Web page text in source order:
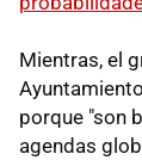
Mientras, el
porque "son
agendas